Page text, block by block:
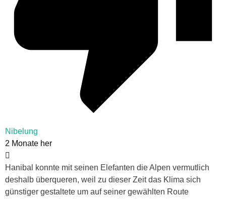
Nibelung
2 Monate her
Hanibal konnte mit seinen Elefanten die Alpen vermutlich
deshalb überqueren, weil zu dieser Zeit das Klima sich
günstiger gestaltete um auf seiner gewählten Route